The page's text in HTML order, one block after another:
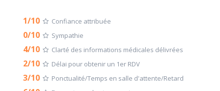
1/10 Confiance attribuée
0/10 Sympathie
4/10 Clarté des informations médicales délivrées
2/10 Délai pour obtenir un 1er RDV
3/10 Ponctualité/Temps en salle d'attente/Retard